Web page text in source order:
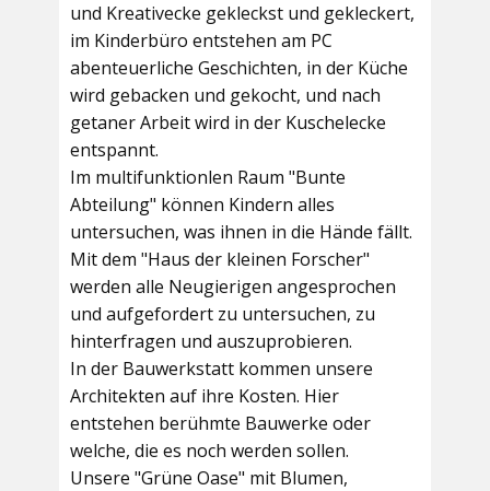
und Kreativecke gekleckst und gekleckert,
im Kinderbüro entstehen am PC
abenteuerliche Geschichten, in der Küche
wird gebacken und gekocht, und nach
getaner Arbeit wird in der Kuschelecke
entspannt.
Im multifunktionlen Raum "Bunte
Abteilung" können Kindern alles
untersuchen, was ihnen in die Hände fällt.
Mit dem "Haus der kleinen Forscher"
werden alle Neugierigen angesprochen
und aufgefordert zu untersuchen, zu
hinterfragen und auszuprobieren.
In der Bauwerkstatt kommen unsere
Architekten auf ihre Kosten. Hier
entstehen berühmte Bauwerke oder
welche, die es noch werden sollen.
Unsere "Grüne Oase" mit Blumen,